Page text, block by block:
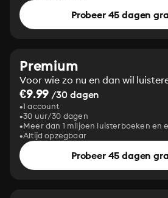
Probeer 45 dagen
Premium
Voor wie zo nu en dan wil
€9.99 /30 dagen
1 account
30 uur/30 dagen
Meer dan 1 miljoen luisterboeken en
Altijd opzegbaar
Probeer 45 dagen